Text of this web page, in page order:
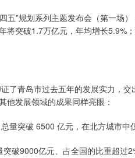
”规划系列主题发布会（第一场
将突破1.7万亿元，年均增长5.9%
青岛市过去五年的发展实力，交
他发展领域的成果同样亮眼：
突破 6500 亿元，在北方城市中
9000亿元、占全国的比重超过